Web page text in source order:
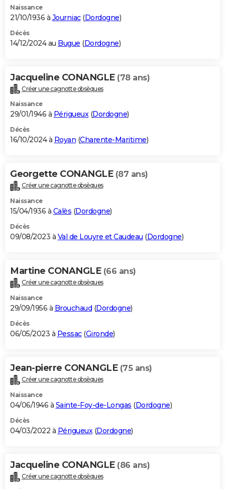
Naissance
21/10/1936 à Journiac(Dordogne)
Décès
14/12/2024 au Bugue (Dordogne)
Jacqueline CONANGLE (78 ans)
Créer une cagnotte obsèques
Naissance
29/01/1946 à Périgueux(Dordogne)
Décès
16/10/2024 à Royan (Charente-Maritime)
Georgette CONANGLE (87 ans)
Créer une cagnotte obsèques
Naissance
15/04/1936 à Calès (Dordogne)
Décès
09/08/2023 à Val de Louyre et Caudeau (Dordogne)
Martine CONANGLE (66 ans)
Créer une cagnotte obsèques
Naissance
29/09/1956 à Brouchaud (Dordogne)
Décès
06/05/2023 à Pessac(Gironde)
Jean-pierre CONANGLE (75 ans)
Créer une cagnotte obsèques
Naissance
04/06/1946 à Sainte-Foy-de-Longas (Dordogne)
Décès
04/03/2022 à Périgueux(Dordogne)
Jacqueline CONANGLE (86 ans)
Créer une cagnotte obsèques